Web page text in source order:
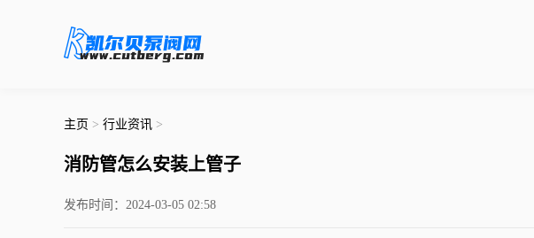
主页 > 行业资讯 >
消防管怎么安装上管子
发布时间：2024-03-05 02:58